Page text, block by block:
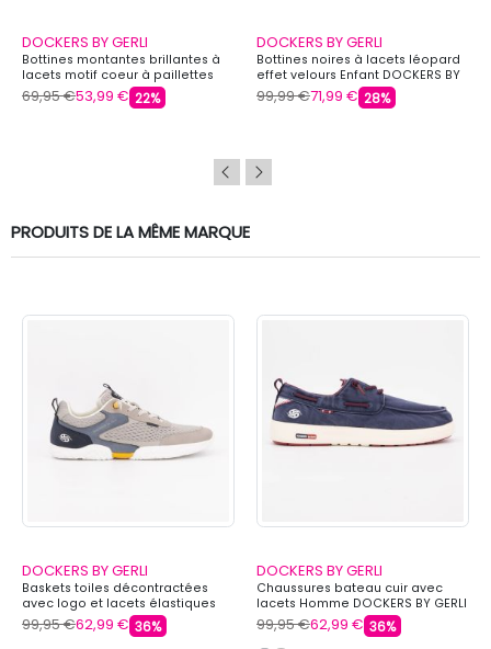
DOCKERS BY GERLI
Bottines montantes brillantes à
lacets motif coeur à paillettes
Enfant DOCKERS BY GERLI
69,95 €53,99 € 22%
DOCKERS BY GERLI
Bottines noires à lacets léopard
effet velours Enfant DOCKERS BY
GERLI
99,99 €71,99 € 28%
PRODUITS DE LA MÊME MARQUE
DOCKERS BY GERLI
Baskets toiles décontractées
avec logo et lacets élastiques
Homme DOCKERS BY GERLI
99,95 €62,99 € 36%
DOCKERS BY GERLI
Chaussures bateau cuir avec
lacets Homme DOCKERS BY GERLI
99,95 €62,99 € 36%